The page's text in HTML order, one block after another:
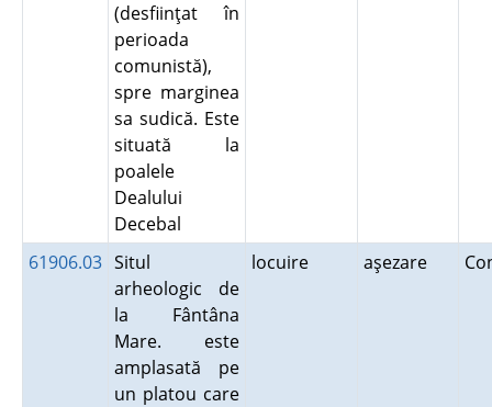
(desfiinţat în
perioada
comunistă),
spre marginea
sa sudică. Este
situată la
poalele
Dealului
Decebal
61906.03 Situl
arheologic de
la Fântâna
Mare. este
amplasată pe
un platou care
locuire aşezare